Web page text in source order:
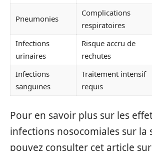
Pneumonies
Complications
respiratoires
Infections
urinaires
Risque accru de
rechutes
Infections
sanguines
Traitement intensif
requis
Pour en savoir plus sur les
infections nosocomiales sur la
pouvez consulter cet article sur